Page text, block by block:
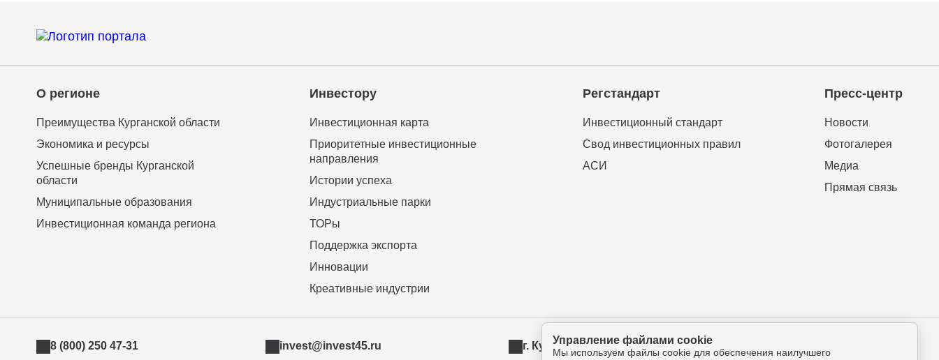
О регионе
Преимущества Курганской области
Экономика и ресурсы
Успешные бренды Курганской
области
Муниципальные образования
Инвестиционная команда региона
Инвестору
Инвестиционная карта
Приоритетные инвестиционные
направления
Истории успеха
Индустриальные парки
ТОРы
Поддержка экспорта
Инновации
Креативные индустрии
Регстандарт
Инвестиционный стандарт
Свод инвестиционных правил
АСИ
Пресс-центр
Новости
Фотогалерея
Медиа
Прямая связь
8 (800) 250 47-31 invest@invest45.ru г. Курган, ул. Бурова-Петрова 112а, оф.325
Управление файлами cookie
Мы используем файлы cookie для обеспечения наилучшего